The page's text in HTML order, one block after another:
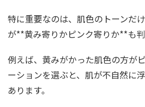
特に重要なのは、肌色のトーンだ
が**黄み寄りかピンク寄りか**も判
例えば、黄みがかった肌色の方が
ーションを選ぶと、肌が不自然に
あります。